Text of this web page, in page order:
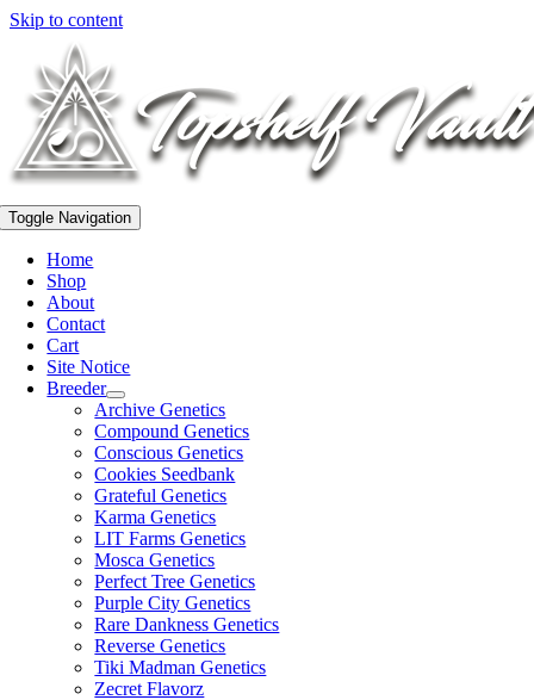
Skip to content
Toggle Navigation
Home
Shop
About
Contact
Cart
Site Notice
Breeder
Archive Genetics
Compound Genetics
Conscious Genetics
Cookies Seedbank
Grateful Genetics
Karma Genetics
LIT Farms Genetics
Mosca Genetics
Perfect Tree Genetics
Purple City Genetics
Rare Dankness Genetics
Reverse Genetics
Tiki Madman Genetics
Zecret Flavorz